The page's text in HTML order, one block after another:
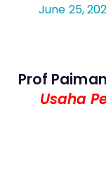
June 25,
Prof
Usaha